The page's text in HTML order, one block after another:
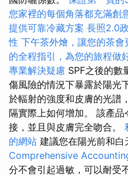
您家裡的每個角落都充滿創
提供可靠冷藏方案 長照2.0
性 下午茶外燴，讓您的茶會
的全程指引，為您的旅程做
專業解決疑慮 SPF之後的數
傷風險的情況下暴露於陽光
於輻射的強度和皮膚的光譜
隔實際上如何增加。 該產
接，並且與皮膚完全吻合。
的網站 建議您在陽光前和白
Comprehensive
分不會引起過敏，可以耐受